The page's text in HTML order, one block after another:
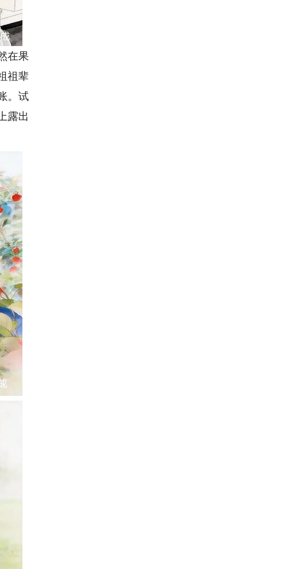
在果
祖辈
。试
露出